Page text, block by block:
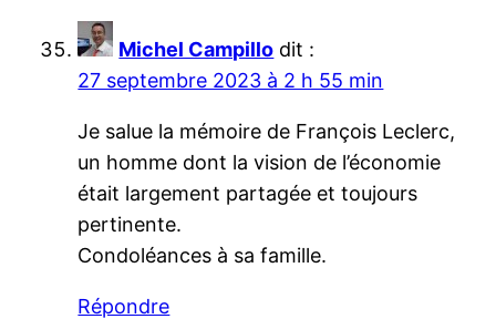
Michel Campillo dit :
27 septembre 2023 à 2 h 55 min
Je salue la mémoire de François Leclerc,
un homme dont la vision de l’économie
était largement partagée et toujours
pertinente.
Condoléances à sa famille.
Répondre